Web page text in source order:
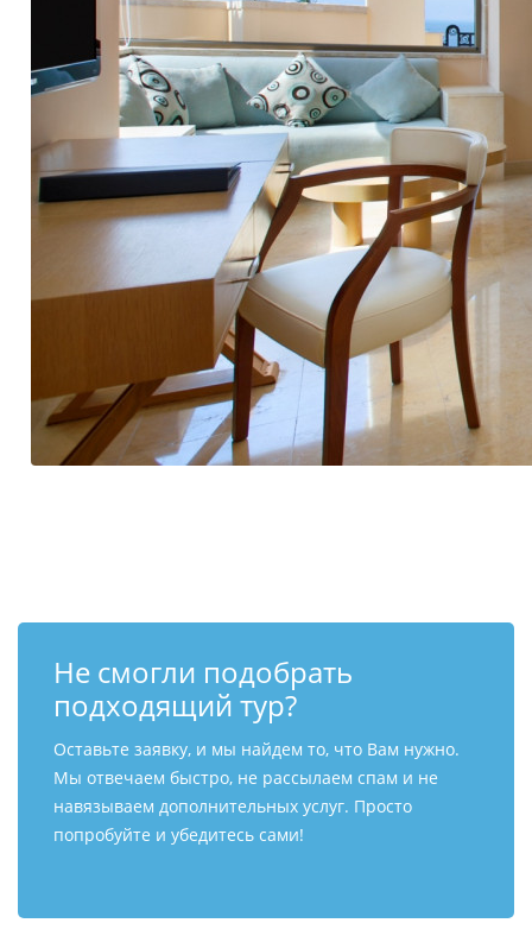
Не смогли подобрать
подходящий тур?
Оставьте заявку, и мы найдем то, что Вам нужно.
Мы отвечаем быстро, не рассылаем спам и не
навязываем дополнительных услуг. Просто
попробуйте и убедитесь сами!